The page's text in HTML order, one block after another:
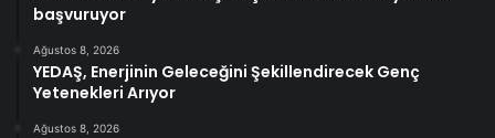
başvuruyor
Ağustos 8, 2026
YEDAŞ, Enerjinin Geleceğini Şekillendirecek Genç
Yetenekleri Arıyor
Ağustos 8, 2026